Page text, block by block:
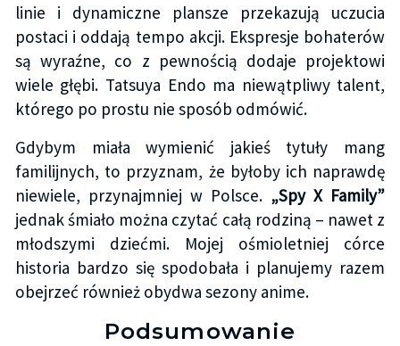
linie i dynamiczne plansze przekazują uczucia
postaci i oddają tempo akcji. Ekspresje bohaterów
są wyraźne, co z pewnością dodaje projektowi
wiele głębi. Tatsuya Endo ma niewątpliwy talent,
którego po prostu nie sposób odmówić.
Gdybym miała wymienić jakieś tytuły mang
familijnych, to przyznam, że byłoby ich naprawdę
niewiele, przynajmniej w Polsce. „Spy X Family”
jednak śmiało można czytać całą rodziną – nawet z
młodszymi dziećmi. Mojej ośmioletniej córce
historia bardzo się spodobała i planujemy razem
obejrzeć również obydwa sezony anime.
Podsumowanie